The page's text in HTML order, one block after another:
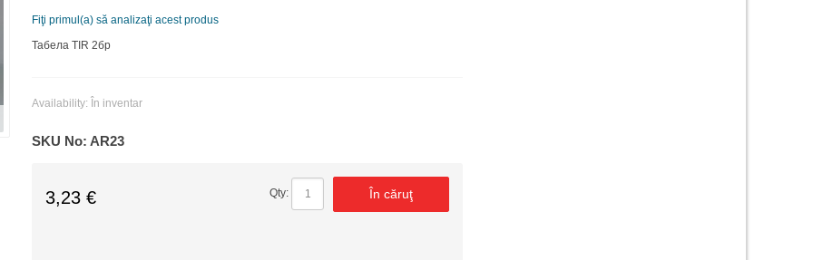
Fiţi primul(a) să analizaţi acest produs
Табела TIR 2бр
Availability: În inventar
SKU No: AR23
3,23 € Qty: În căruţ